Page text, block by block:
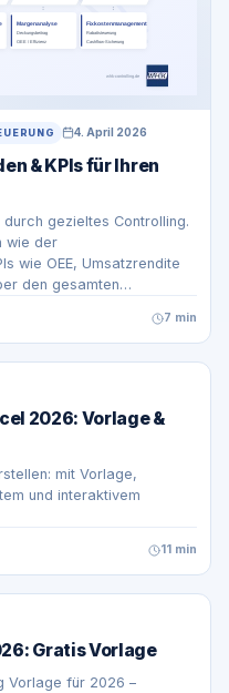
4. April 2026
& KPIs für Ihren
gezieltes Controlling.
wie der
wie OEE, Umsatzrendite
den gesamten
7 min
2026: Vorlage &
mit Vorlage,
und interaktivem
11 min
Gratis Vorlage
Vorlage für 2026 –